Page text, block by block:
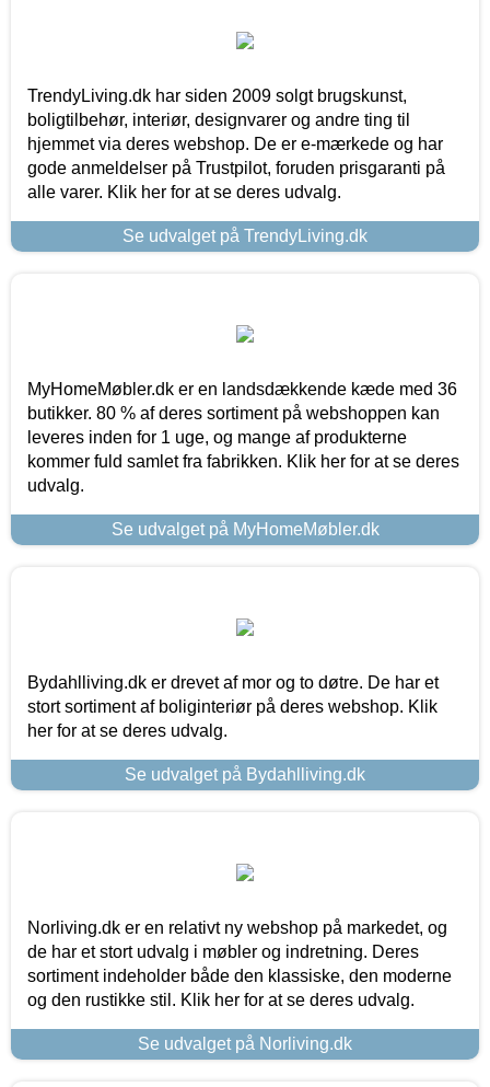
TrendyLiving.dk har siden 2009 solgt brugskunst,
boligtilbehør, interiør, designvarer og andre ting til
hjemmet via deres webshop. De er e-mærkede og har
gode anmeldelser på Trustpilot, foruden prisgaranti på
alle varer. Klik her for at se deres udvalg.
Se udvalget på TrendyLiving.dk
MyHomeMøbler.dk er en landsdækkende kæde med 36
butikker. 80 % af deres sortiment på webshoppen kan
leveres inden for 1 uge, og mange af produkterne
kommer fuld samlet fra fabrikken. Klik her for at se deres
udvalg.
Se udvalget på MyHomeMøbler.dk
Bydahlliving.dk er drevet af mor og to døtre. De har et
stort sortiment af boliginteriør på deres webshop. Klik
her for at se deres udvalg.
Se udvalget på Bydahlliving.dk
Norliving.dk er en relativt ny webshop på markedet, og
de har et stort udvalg i møbler og indretning. Deres
sortiment indeholder både den klassiske, den moderne
og den rustikke stil. Klik her for at se deres udvalg.
Se udvalget på Norliving.dk